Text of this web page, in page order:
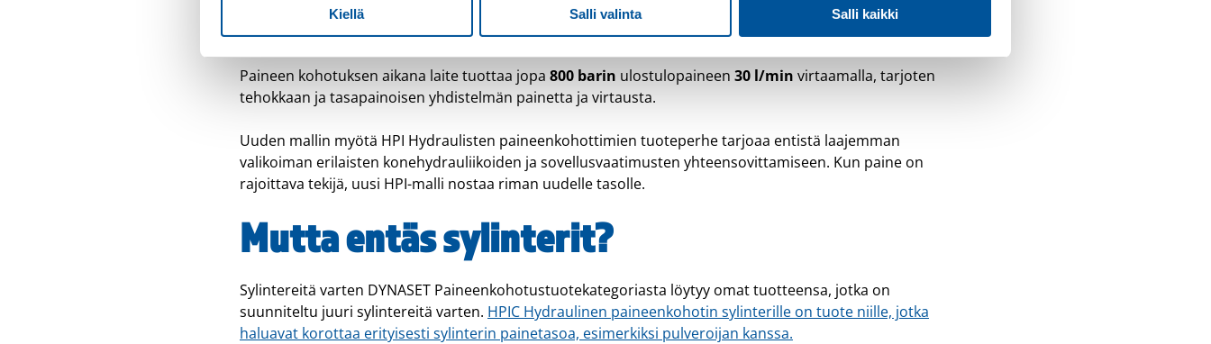
Kiellä Salli valinta Salli kaikki
Esimerkiksi HPI 700 10–25 vaatii syöttöpaineen ja
virtaaman. Uusi HPI-malli puolestaan
tarvitsee115 l/minhydraulivirtausta vain220 barinsyöttöpaineella.
Paineen kohotuksen aikana laite tuottaa jopa 800 barin ulostulopaineen 30 l/min virtaamalla, tarjoten
tehokkaan ja tasapainoisen yhdistelmän painetta ja virtausta.
Uuden mallin myötä HPI Hydraulisten paineenkohottimien tuoteperhe tarjoaa entistä laajemman
valikoiman erilaisten konehydrauliikoiden ja sovellusvaatimusten yhteensovittamiseen. Kun paine on
rajoittava tekijä, uusi HPI-malli nostaa riman uudelle tasolle.
Mutta entäs sylinterit?
Sylintereitä varten DYNASET Paineenkohotustuotekategoriasta löytyy omat tuotteensa, jotka on
suunniteltu juuri sylintereitä varten. HPIC Hydraulinen paineenkohotin sylinterille on tuote niille, jotka
haluavat korottaa erityisesti sylinterin painetasoa, esimerkiksi pulveroijan kanssa.